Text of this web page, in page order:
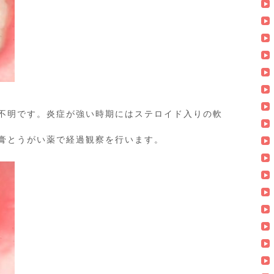
明です。炎症が強い時期にはステロイド入りの軟
うがい薬で経過観察を行います。